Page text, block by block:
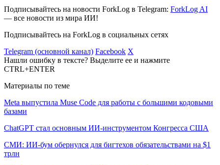
Подписывайтесь на новости ForkLog в Telegram: ForkLog AI
— все новости из мира ИИ!
Подписывайтесь на ForkLog в социальных сетях
Telegram (основной канал) Facebook X
Нашли ошибку в тексте? Выделите ее и нажмите
CTRL+ENTER
Материалы по теме
Meta выпустила Muse Code для работы с большими кодовыми
базами
ChatGPT стал основным ИИ-инструментом Конгресса США
СМИ: ИИ-бум обернулся для бигтехов обязательствами на $1
трлн